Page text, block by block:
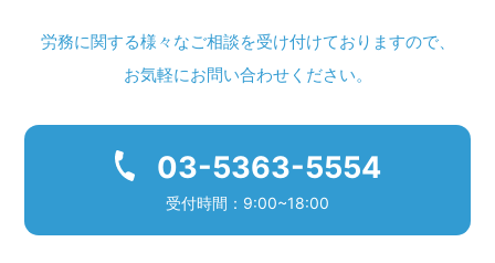
労務に関する様々なご相談を受け付けておりますので、
お気軽にお問い合わせください。
03-5363-5554
受付時間：9:00~18:00